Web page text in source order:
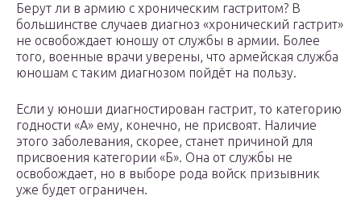
Берут ли в армию с хроническим гастритом? В
большинстве случаев диагноз «хронический гастрит»
не освобождает юношу от службы в армии. Более
того, военные врачи уверены, что армейская служба
юношам с таким диагнозом пойдёт на пользу.
Если у юноши диагностирован гастрит, то категорию
годности «А» ему, конечно, не присвоят. Наличие
этого заболевания, скорее, станет причиной для
присвоения категории «Б». Она от службы не
освобождает, но в выборе рода войск призывник
уже будет ограничен.